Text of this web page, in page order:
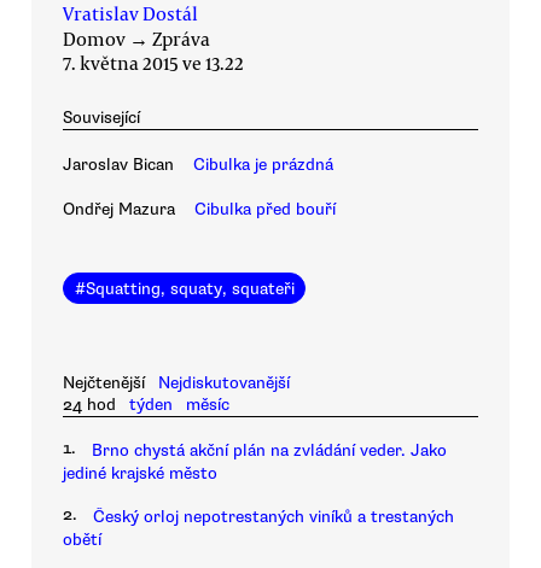
Vratislav Dostál
Domov → Zpráva
7. května 2015 ve 13.22
Související
Jaroslav Bican Cibulka je prázdná
Ondřej Mazura Cibulka před bouří
#Squatting, squaty, squateři
Nejčtenější
Nejdiskutovanější
24 hod
týden měsíc
1.
Brno chystá akční plán na zvládání veder. Jako
jediné krajské město
2.
Český orloj nepotrestaných viníků a trestaných
obětí